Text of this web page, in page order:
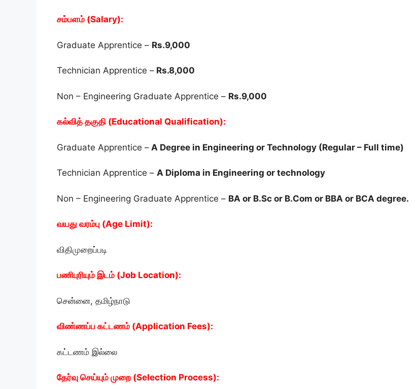
சம்பளம் (Salary):
Graduate Apprentice – Rs.9,000
Technician Apprentice – Rs.8,000
Non – Engineering Graduate Apprentice – Rs.9,000
கல்வித் தகுதி (Educational Qualification):
Graduate Apprentice – A Degree in Engineering or Technology (Regular – Full time)
Technician Apprentice – A Diploma in Engineering or technology
Non – Engineering Graduate Apprentice – BA or B.Sc or B.Com or BBA or BCA degree.
வயது வரம்பு (Age Limit):
விதிமுறைப்படி
பணிபுரியும் இடம் (Job Location):
சென்னை, தமிழ்நாடு
விண்ணப்ப கட்டணம் (Application Fees):
கட்டணம் இல்லை
தேர்வு செய்யும் முறை (Selection Process):